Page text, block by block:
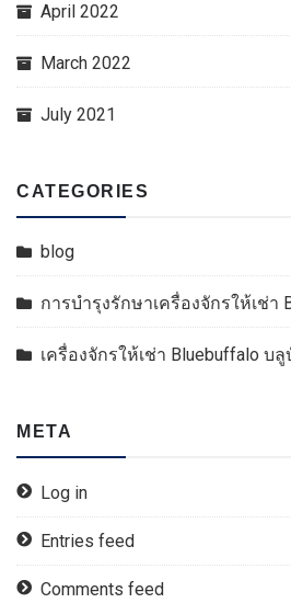
April 2022
March 2022
July 2021
CATEGORIES
blog
การบำรุงรักษาเครื่องจักรให้เช่า
เครื่องจักรให้เช่า Bluebuffalo บ
META
Log in
Entries feed
Comments feed